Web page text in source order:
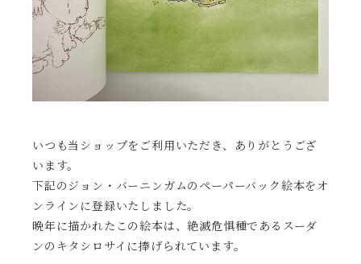
いつも当ショップをご利用いただき、ありがとうござ
います。
下記のジョン・バーニンガムのペーパーバック絵本をオ
ンラインに登録いたしました。
晩年に描かれたこの絵本は、絶滅危惧種であるスーダ
ンのキタシロサイに捧げられています。